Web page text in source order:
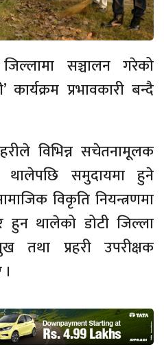
सञ्चालन गरेको
कार्यक्रम प्रभावकारी बन्दै
विभिन्न सचेतनामूलक
थालेपछि समुदायमा हुने
विकृति नियन्त्रणमा
हुन थालेको डोटी जिल्ला
तथा प्रहरी उपरीक्षक